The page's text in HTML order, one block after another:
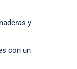
y
con un